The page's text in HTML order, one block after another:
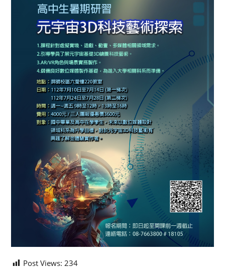
Post Views: 234